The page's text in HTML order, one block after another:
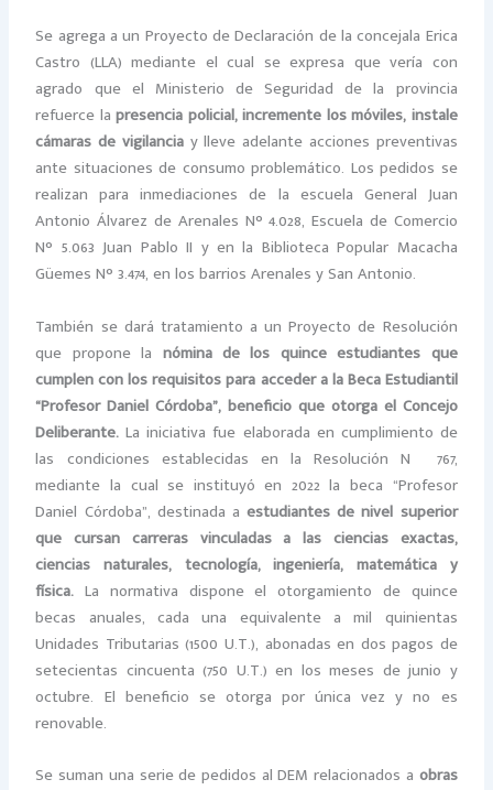
Se agrega a un Proyecto de Declaración de la concejala Erica
Castro (LLA) mediante el cual se expresa que vería con
agrado que el Ministerio de Seguridad de la provincia
refuerce lapresencia policial, incremente los móviles, instale
cámaras de vigilancia y lleve adelante acciones preventivas
ante situaciones de consumo problemático. Los pedidos se
realizan para inmediaciones de la escuela General Juan
Antonio Álvarez de Arenales N° 4.028, Escuela de Comercio
N° 5.063 Juan Pablo II y en la Biblioteca Popular Macacha
Güemes N° 3.474, en los barrios Arenales y San Antonio.
También se dará tratamiento a un Proyecto de Resolución
que propone la nómina de los quince estudiantes que
cumplen con los requisitos para acceder a la Beca Estudiantil
“Profesor Daniel Córdoba”, beneficio que otorga el Concejo
Deliberante. La iniciativa fue elaborada en cumplimiento de
las condiciones establecidas en la Resolución Nº 767,
mediante la cual se instituyó en 2022 la beca “Profesor
Daniel Córdoba”, destinada aestudiantes de nivel superior
que cursan carreras vinculadas a las ciencias exactas,
ciencias naturales, tecnología, ingeniería, matemática y
física. La normativa dispone el otorgamiento de quince
becas anuales, cada una equivalente a mil quinientas
Unidades Tributarias (1500 U.T.), abonadas en dos pagos de
setecientas cincuenta (750 U.T.) en los meses de junio y
octubre. El beneficio se otorga por única vez y no es
renovable.
Se suman una serie de pedidos al DEM relacionados a obras